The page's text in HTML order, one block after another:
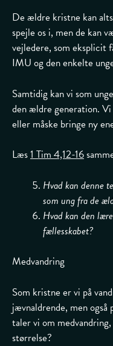
De ældre kristne kan
spejle os i, men de kan
vejledere, som eksplicit
IMU og den enkelte
Samtidig kan vi som
den ældre generation.
eller måske bringe ny
Læs1 Tim 4,12-16
Hvad kan denne
som ung fra de
Hvad kan den
fællesskabet?
Medvandring
Som kristne er vi på
jævnaldrende, men
taler vi om
størrelse?